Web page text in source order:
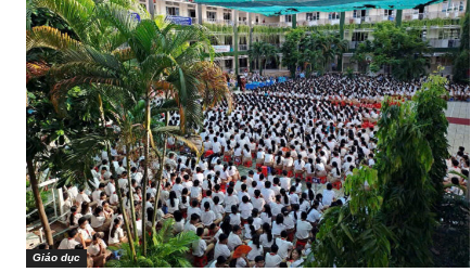
Giáo dục